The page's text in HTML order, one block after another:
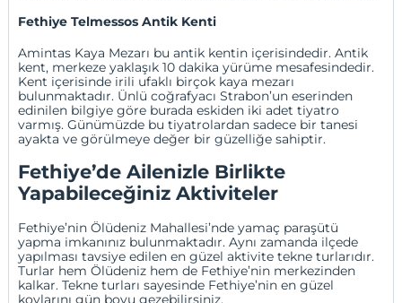
Fethiye Telmessos Antik Kenti
Amintas Kaya Mezarı bu antik kentin içerisindedir. Antik
kent, merkeze yaklaşık 10 dakika yürüme mesafesindedir.
Kent içerisinde irili ufaklı birçok kaya mezarı
bulunmaktadır. Ünlü coğrafyacı Strabon’un eserinden
edinilen bilgiye göre burada eskiden iki adet tiyatro
varmış. Günümüzde bu tiyatrolardan sadece bir tanesi
ayakta ve görülmeye değer bir güzelliğe sahiptir.
Fethiye’de Ailenizle Birlikte
Yapabileceğiniz Aktiviteler
Fethiye’nin Ölüdeniz Mahallesi’nde yamaç paraşütü
yapma imkanınız bulunmaktadır. Aynı zamanda ilçede
yapılması tavsiye edilen en güzel aktivite tekne turlarıdır.
Turlar hem Ölüdeniz hem de Fethiye’nin merkezinden
kalkar. Tekne turları sayesinde Fethiye’nin en güzel
koylarını gün boyu gezebilirsiniz.